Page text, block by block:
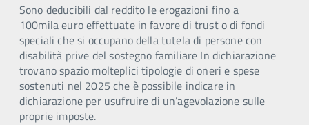
Sono deducibili dal reddito le erogazioni fino a
100mila euro effettuate in favore di trust o di fondi
speciali che si occupano della tutela di persone con
disabilità prive del sostegno familiare In dichiarazione
trovano spazio molteplici tipologie di oneri e spese
sostenuti nel 2025 che è possibile indicare in
dichiarazione per usufruire di un’agevolazione sulle
proprie imposte.